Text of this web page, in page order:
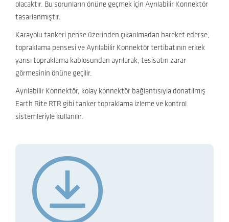
olacaktır. Bu sorunların önüne geçmek için Ayrılabilir Konnektör
tasarlanmıştır.
Karayolu tankeri pense üzerinden çıkarılmadan hareket ederse,
topraklama pensesi ve Ayrılabilir Konnektör tertibatının erkek
yarısı topraklama kablosundan ayrılarak, tesisatın zarar
görmesinin önüne geçilir.
Ayrılabilir Konnektör, kolay konnektör bağlantısıyla donatılmış
Earth Rite RTR gibi tanker topraklama izleme ve kontrol
sistemleriyle kullanılır.